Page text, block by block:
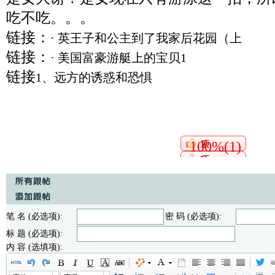
吃不吃。。。
链接： · 英王子和公主到了我家后花园（上
链接： · 美国富豪游艇上的宝贝1
链接1、远方的诱惑和恐惧
100%(1)
笔 名 (必选项):
密 码 (必选项):
标 题 (必选项):
内 容 (选填项):